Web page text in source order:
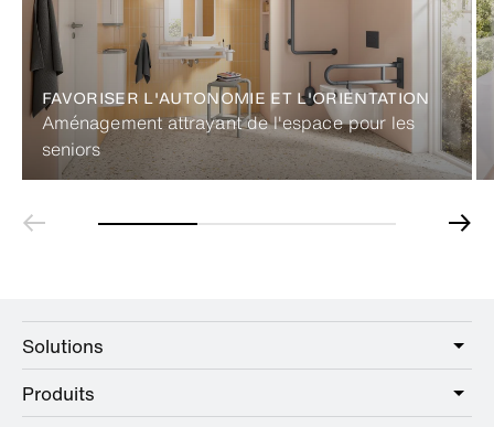
FAVORISER L'AUTONOMIE ET L'ORIENTATION
Aménagement attrayant de l'espace pour les
seniors
Solutions
Care
Produits